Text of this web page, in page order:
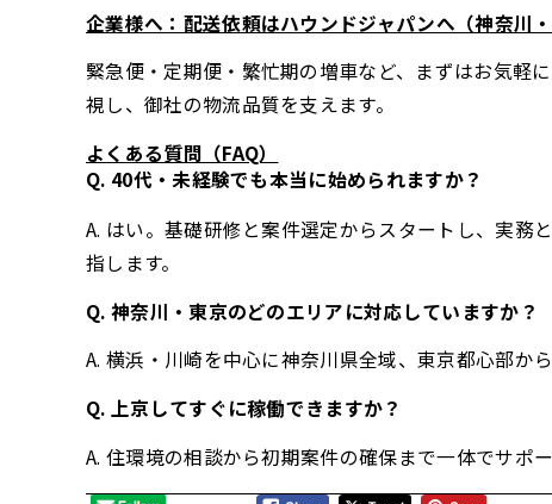
企業様へ：配送依頼はハウンドジャパンへ（神奈川・
緊急便・定期便・繁忙期の増車など、まずはお気軽に
視し、御社の物流品質を支えます。
よくある質問（FAQ）
Q. 40代・未経験でも本当に始められますか？
A. はい。基礎研修と案件選定からスタートし、実務
指します。
Q. 神奈川・東京のどのエリアに対応していますか？
A. 横浜・川崎を中心に神奈川県全域、東京都心部か
Q. 上京してすぐに稼働できますか？
A. 住環境の相談から初期案件の確保まで一体でサポ